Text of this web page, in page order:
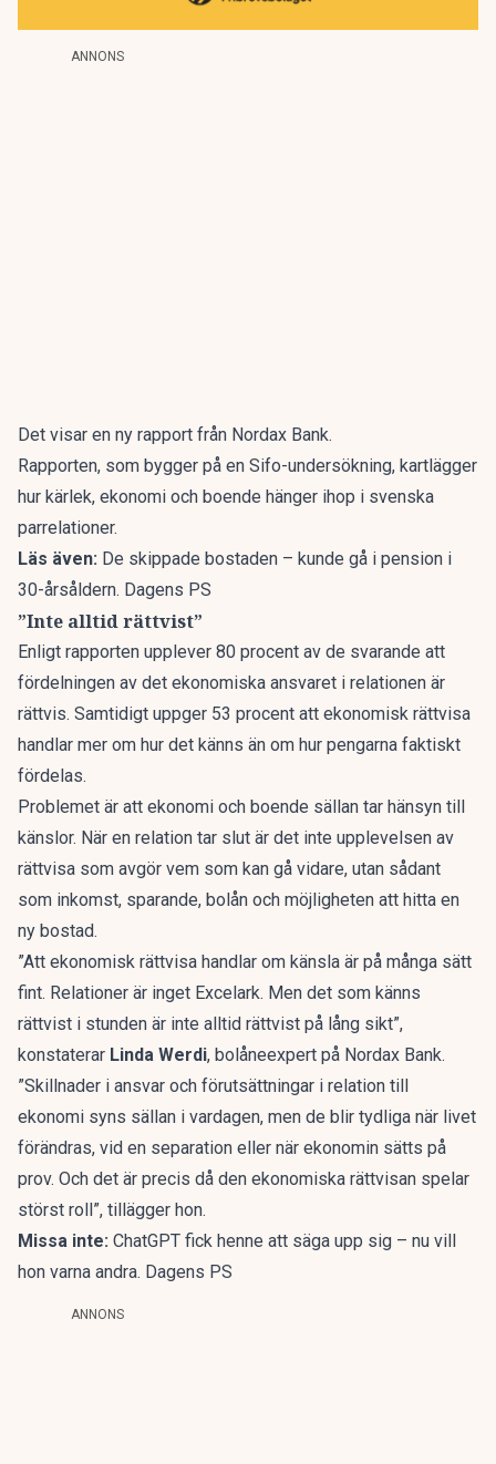
ANNONS
Det visar en ny rapport från Nordax Bank.
Rapporten, som bygger på en Sifo-undersökning, kartlägger
hur kärlek, ekonomi och boende hänger ihop i svenska
parrelationer.
Läs även: De skippade bostaden – kunde gå i pension i
30-årsåldern. Dagens PS
”Inte alltid rättvist”
Enligt rapporten upplever 80 procent av de svarande att
fördelningen av det ekonomiska ansvaret i relationen är
rättvis. Samtidigt uppger 53 procent att ekonomisk rättvisa
handlar mer om hur det känns än om hur pengarna faktiskt
fördelas.
Problemet är att ekonomi och boende sällan tar hänsyn till
känslor. När en relation tar slut är det inte upplevelsen av
rättvisa som avgör vem som kan gå vidare, utan sådant
som inkomst, sparande, bolån och möjligheten att hitta en
ny bostad.
”Att ekonomisk rättvisa handlar om känsla är på många sätt
fint. Relationer är inget Excelark. Men det som känns
rättvist i stunden är inte alltid rättvist på lång sikt”,
konstaterar Linda Werdi, bolåneexpert på Nordax Bank.
”Skillnader i ansvar och förutsättningar i relation till
ekonomi syns sällan i vardagen, men de blir tydliga när livet
förändras, vid en separation eller när ekonomin sätts på
prov. Och det är precis då den ekonomiska rättvisan spelar
störst roll”, tillägger hon.
Missa inte: ChatGPT fick henne att säga upp sig – nu vill
hon varna andra. Dagens PS
ANNONS